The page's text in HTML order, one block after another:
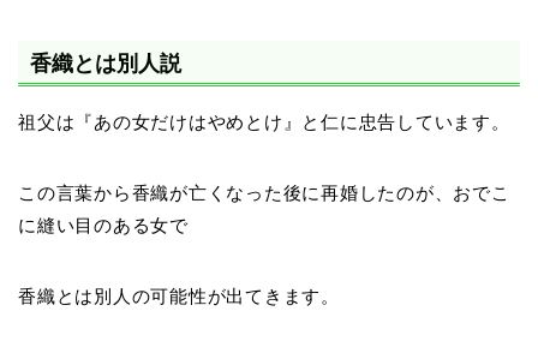
香織とは別人説
祖父は『あの女だけはやめとけ』と仁に忠告しています。
この言葉から香織が亡くなった後に再婚したのが、おでこ
に縫い目のある女で
香織とは別人の可能性が出てきます。